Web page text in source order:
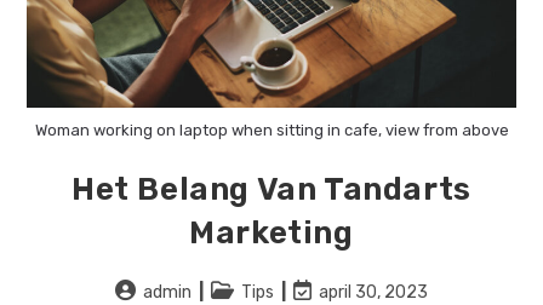
Woman working on laptop when sitting in cafe, view from above
Het Belang Van Tandarts
Marketing
Bericht
admin Berichtcategorie:
Tips
Laatste
april 30, 2023